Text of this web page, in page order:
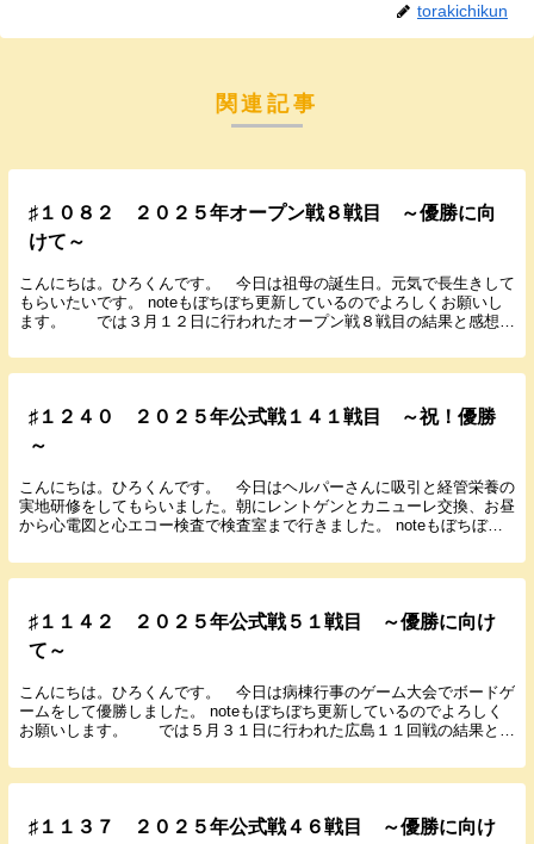
torakichikun
関連記事
♯１０８２ ２０２５年オープン戦８戦目 ～優勝に向
けて～
こんにちは。ひろくんです。 今日は祖母の誕生日。元気で長生きして
もらいたいです。 noteもぼちぼち更新しているのでよろしくお願いし
ます。 では３月１２日に行われたオープン戦８戦目の結果と感想を
♯１２４０ ２０２５年公式戦１４１戦目 ～祝！優勝
～
こんにちは。ひろくんです。 今日はヘルパーさんに吸引と経管栄養の
実地研修をしてもらいました。朝にレントゲンとカニューレ交換、お昼
から心電図と心エコー検査で検査室まで行きました。 noteもぼちぼち
♯１１４２ ２０２５年公式戦５１戦目 ～優勝に向け
て～
こんにちは。ひろくんです。 今日は病棟行事のゲーム大会でボードゲ
ームをして優勝しました。 noteもぼちぼち更新しているのでよろしく
お願いします。 では５月３１日に行われた広島１１回戦の結果と感
♯１１３７ ２０２５年公式戦４６戦目 ～優勝に向け